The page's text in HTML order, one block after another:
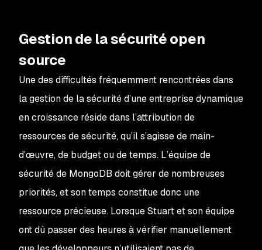
Gestion de la sécurité open
source
Une des difficultés fréquemment rencontrées dans
la gestion de la sécurité d’une entreprise dynamique
en croissance réside dans l’attribution de
ressources de sécurité, qu’il s’agisse de main-
d’œuvre, de budget ou de temps. L’équipe de
sécurité de MongoDB doit gérer de nombreuses
priorités, et son temps constitue donc une
ressource précieuse. Lorsque Stuart et son équipe
ont dû passer des heures à vérifier manuellement